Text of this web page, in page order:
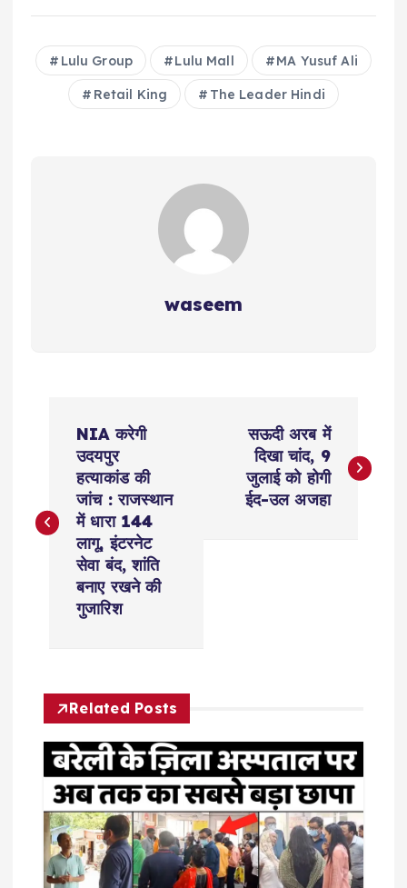
Lulu Group Lulu Mall MA Yusuf Ali
Retail King The Leader Hindi
waseem
s
v
g
a
t
NIA करेगी
उदयपुर
हत्याकांड की
जांच : राजस्थान
में धारा 144
लागू, इंटरनेट
सेवा बंद, शांति
बनाए रखने की
गुजारिश
सऊदी अरब में
दिखा चांद, 9
जुलाई को होगी
ईद-उल अजहा
Related Posts